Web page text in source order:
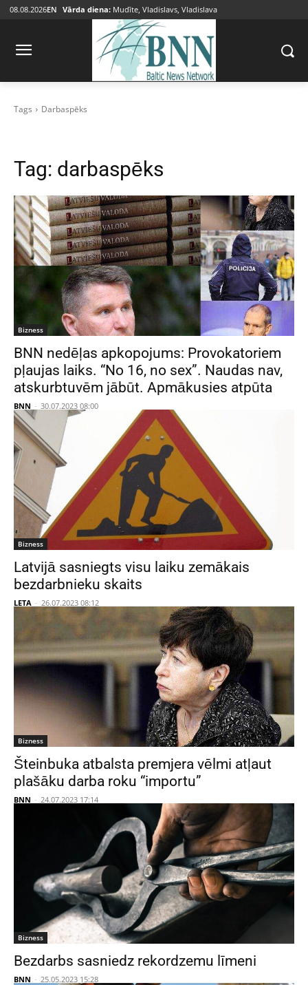
08.08.2026EN Vārda diena: Mudīte, Vladislavs, Vladislava
Tags Darbaspēks
Tag: darbaspēks
Bizness
BNN nedēļas apkopojums: Provokatoriem
pļaujas laiks. “No 16, no sex”. Naudas nav,
atskurbtuvēm jābūt. Apmākusies atpūta
BNN - 30.07.2023 08:00
Bizness
Latvijā sasniegts visu laiku zemākais
bezdarbnieku skaits
LETA - 26.07.2023 08:12
Bizness
Šteinbuka atbalsta premjera vēlmi atļaut
plašāku darba roku “importu”
BNN - 24.07.2023 17:14
Bizness
Bezdarbs sasniedz rekordzemu līmeni
BNN - 25.05.2023 15:28